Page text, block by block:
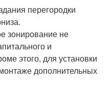
перегородки
зонирование не
и
этого, для установки
дополнительных